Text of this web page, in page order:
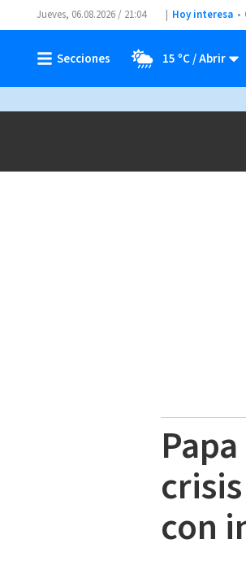
Jueves, 06.08.2026 / 21:04 Hoy interesa
15 ºC
con